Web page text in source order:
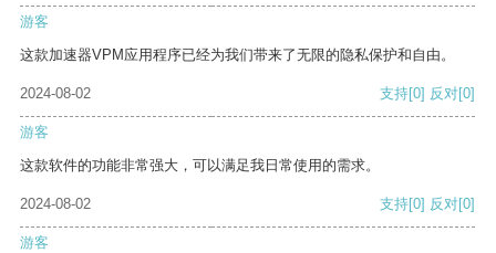
游客
这款加速器VPM应用程序已经为我们带来了无限的隐私保护和自由。
2024-08-02 支持[0] 反对[0]
游客
这款软件的功能非常强大，可以满足我日常使用的需求。
2024-08-02 支持[0] 反对[0]
游客